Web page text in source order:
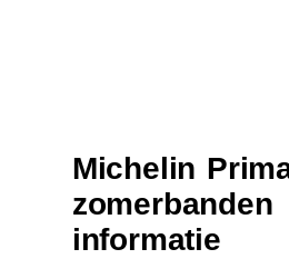
Michelin
zomerbanden
informatie